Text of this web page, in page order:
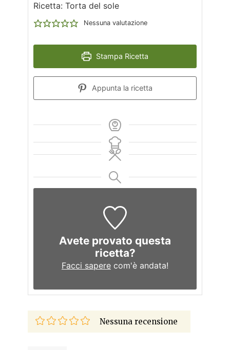
Ricetta: Torta del sole
Nessuna valutazione
Stampa Ricetta
Appunta la ricetta
Avete provato questa
ricetta?
Facci sapere com'è andata!
Nessuna recensione